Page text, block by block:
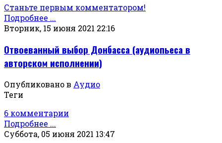
Станьте первым комментатором!
Подробнее ...
Вторник, 15 июня 2021 22:16
Отвоеванный выбор Донбасса (аудиопьеса в
авторском исполнении)
Опубликовано в Аудио
Теги
6 комментарии
Подробнее ...
Суббота, 05 июня 2021 13:47